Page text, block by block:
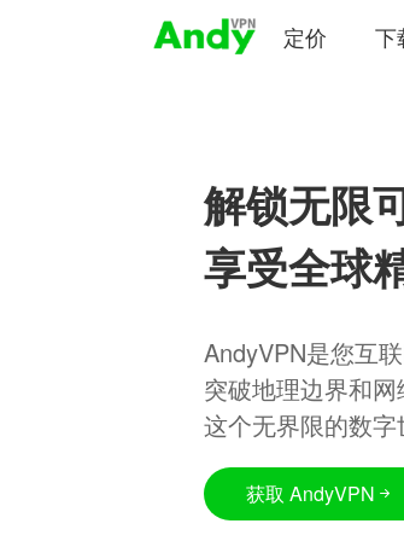
定价 下
解锁无限
享受全球
AndyVPN是您互
突破地理边界和
这个无界限的数字
获取 AndyVPN